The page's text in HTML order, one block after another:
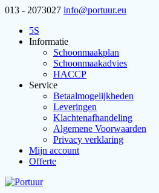
013 - 2073027 info@portuur.eu
5S
Informatie
Schoonmaakplan
Schoonmaakadvies
HACCP
Service
Betaalmogelijkheden
Leveringen
Klachtenafhandeling
Algemene Voorwaarden
Privacy verklaring
Mijn account
Offerte